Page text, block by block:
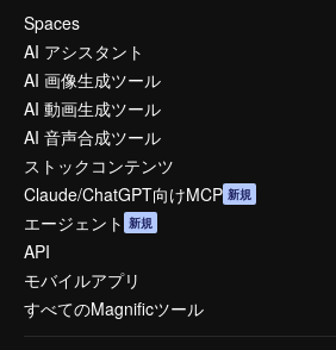
Spaces
AI アシスタント
AI 画像生成ツール
AI 動画生成ツール
AI 音声合成ツール
ストックコンテンツ
Claude/ChatGPT向けMCP 新規
エージェント 新規
API
モバイルアプリ
すべてのMagnificツール